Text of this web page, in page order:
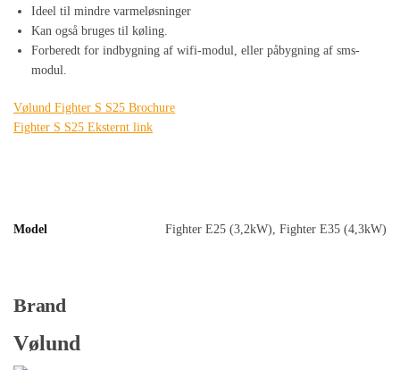
Ideel til mindre varmeløsninger
Kan også bruges til køling.
Forberedt for indbygning af wifi-modul, eller påbygning af sms-
modul.
Vølund Fighter S S25 Brochure
Fighter S S25 Eksternt link
Model Fighter E25 (3,2kW), Fighter E35 (4,3kW)
Brand
Vølund